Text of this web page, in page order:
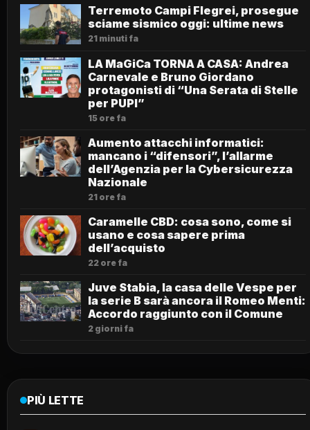
Terremoto Campi Flegrei, prosegue
sciame sismico oggi: ultime news
21 minuti fa
LA MaGiCa TORNA A CASA: Andrea
Carnevale e Bruno Giordano
protagonisti di “Una Serata di Stelle
per PUPI”
15 ore fa
Aumento attacchi informatici:
mancano i “difensori”, l’allarme
dell’Agenzia per la Cybersicurezza
Nazionale
21 ore fa
Caramelle CBD: cosa sono, come si
usano e cosa sapere prima
dell’acquisto
22 ore fa
Juve Stabia, la casa delle Vespe per
la serie B sarà ancora il Romeo Menti:
Accordo raggiunto con il Comune
2 giorni fa
PIÙ LETTE